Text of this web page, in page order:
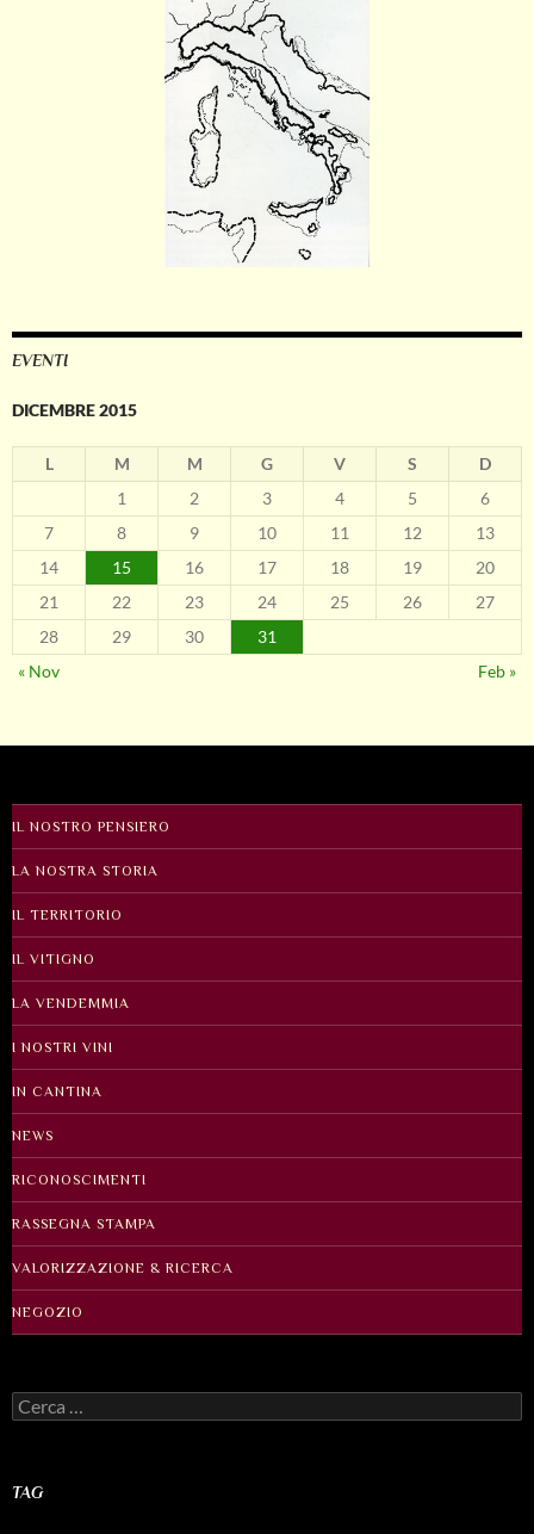
EVENTI
DICEMBRE 2015
L M M G V S
D
1
2 3 4 5
6
7
8 9 10 11 12
13
14
15 16 17 18 19
20
21
22 23 24 25 26
27
28
29 30
31
« Nov
Feb »
IL NOSTRO PENSIERO
LA NOSTRA STORIA
IL TERRITORIO
IL VITIGNO
LA VENDEMMIA
I NOSTRI VINI
IN CANTINA
NEWS
RICONOSCIMENTI
RASSEGNA STAMPA
VALORIZZAZIONE & RICERCA
NEGOZIO
Ricerca
per:
TAG